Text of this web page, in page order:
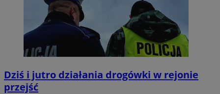
Dziś i jutro działania drogówki w rejonie
przejść